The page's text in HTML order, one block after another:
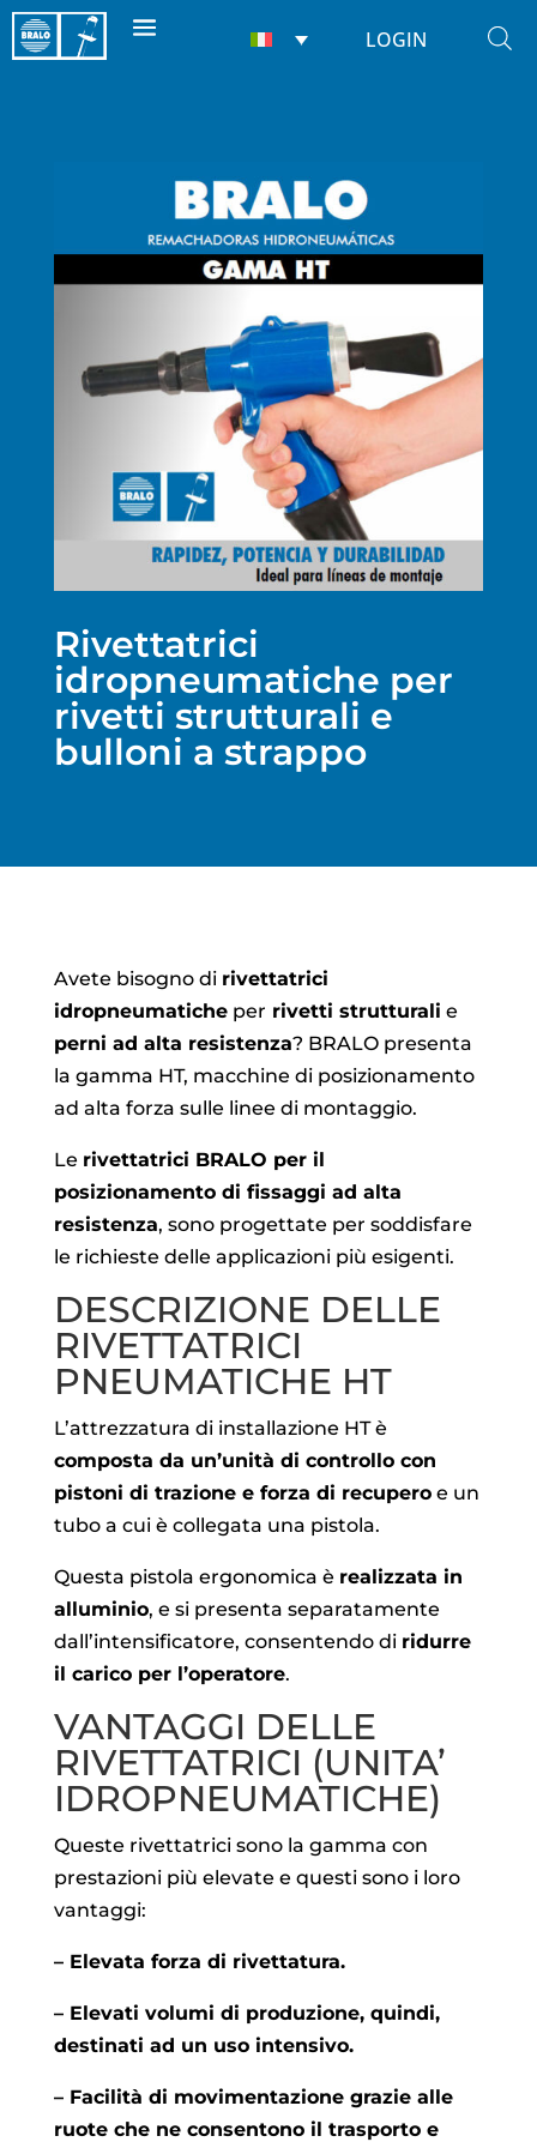
LOGIN
Rivettatrici
idropneumatiche per
rivetti strutturali e
bulloni a strappo
Avete bisogno di rivettatrici
idropneumaticheper rivetti strutturali e
perni ad alta resistenza? BRALO presenta
la gamma HT, macchine di posizionamento
ad alta forza sulle linee di montaggio.
Le rivettatrici BRALO per il
posizionamento di fissaggi ad alta
resistenza, sono progettate per soddisfare
le richieste delle applicazioni più esigenti.
DESCRIZIONE DELLE
RIVETTATRICI
PNEUMATICHE HT
L’attrezzatura di installazione HT è
composta da un’unità di controllo con
pistoni di trazione e forza di recuperoe un
tubo a cui è collegata una pistola.
Questa pistola ergonomica è realizzata in
alluminio, e si presenta separatamente
dall’intensificatore, consentendo di ridurre
il carico per l’operatore.
VANTAGGI DELLE
RIVETTATRICI (UNITA’
IDROPNEUMATICHE)
Queste rivettatrici sono la gamma con
prestazioni più elevate e questi sono i loro
vantaggi:
– Elevata forza di rivettatura.
– Elevati volumi di produzione, quindi,
destinati ad un uso intensivo.
– Facilità di movimentazione grazie alle
ruote che ne consentono il trasporto e